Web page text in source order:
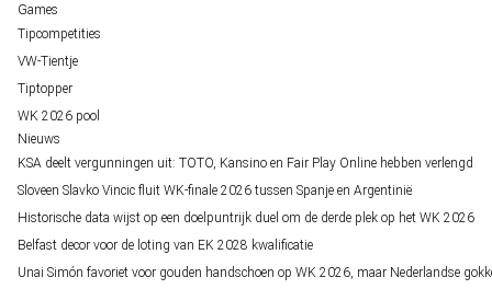
Games
Tipcompetities
VW-Tientje
Tiptopper
WK 2026 pool
Nieuws
KSA deelt vergunningen uit: TOTO, Kansino en Fair Play Online hebben verlengd
Sloveen Slavko Vincic fluit WK-finale 2026 tussen Spanje en Argentinië
Historische data wijst op een doelpuntrijk duel om de derde plek op het WK 2026
Belfast decor voor de loting van EK 2028 kwalificatie
Unai Simón favoriet voor gouden handschoen op WK 2026, maar Nederlandse